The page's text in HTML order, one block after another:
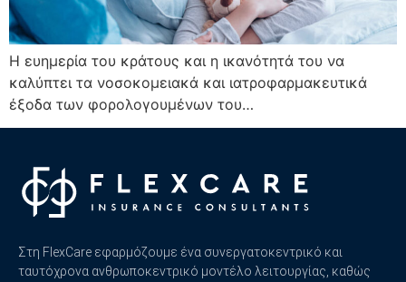
Η ευημερία του κράτους και η ικανότητά του να
καλύπτει τα νοσοκομειακά και ιατροφαρμακευτικά
έξοδα των φορολογουμένων του…
Στη FlexCare εφαρμόζουμε ένα συνεργατοκεντρικό και
ταυτόχρονα ανθρωποκεντρικό μοντέλο λειτουργίας, καθώς